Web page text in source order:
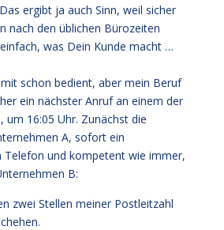
ergibt ja auch Sinn, weil sicher
nach den üblichen Bürozeiten
was Dein Kunde macht …
schon bedient, aber mein Beruf
ein nächster Anruf an einem der
um 16:05 Uhr. Zunächst die
A, sofort ein
Telefon und kompetent wie immer,
B:
zwei Stellen meiner Postleitzahl